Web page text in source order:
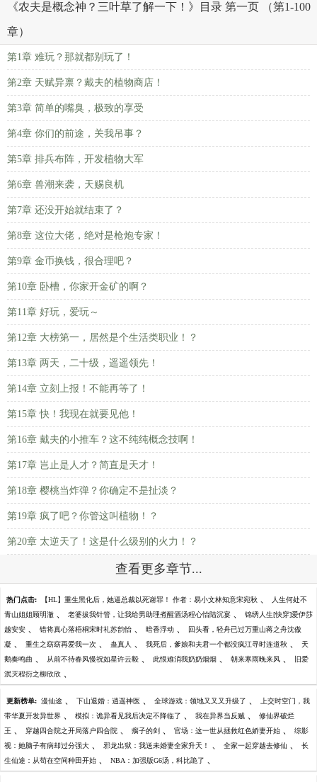
《农夫是概念神？三叶草了解一下！》目录 第一页 （第1-100
章）
第1章 难玩？那就都别玩了！
第2章 天赋异禀？戴夫的植物商店！
第3章 简单的嘴臭，极致的享受
第4章 你们的前途，关我吊事？
第5章 排兵布阵，开发植物大军
第6章 兽潮来袭，天赐良机
第7章 还没开始就结束了？
第8章 这位大佬，绝对是枪炮专家！
第9章 金币换钱，很合理吧？
第10章 卧槽，你家开金矿的啊？
第11章 好玩，爱玩～
第12章 大榜第一，居然是个生活类职业！？
第13章 两天，二十级，遥遥领先！
第14章 立刻上报！不能再等了！
第15章 快！我现在就要见他！
第16章 戴夫的小推车？这不纯纯概念技啊！
第17章 岂止是人才？简直是天才！
第18章 樱桃当炸弹？你确定不是扯淡？
第19章 疯了吧？你管这叫植物！？
第20章 太逆天了！这是什么级别的火力！？
查看更多章节...
热门点击: 【HL】重生黑化后，她逼总裁以死谢罪！ 作者：易小文林知意宋宛秋 、 人生何处不
青山姐姐顾明澈 、 老婆拔我针管，让我给男助理煮醒酒汤程心怡陆沉宴 、 锦绣人生[快穿]爱伊莎
越安安 、 错将真心落梧桐宋时礼苏韵怡 、 暗香浮动 、 回头看，轻舟已过万重山蒋之舟沈傲
凝 、 重生之窈窈再爱我一次 、 蛊真人 、 我死后，爹娘和夫君一个都没疯江寻时连道秋 、 天
鹅奏鸣曲 、 从前不待春风慢祝如星许云毅 、 此恨难消我奶奶烟烟 、 朝来寒雨晚来风 、 旧爱
泯灭程衍之柳欣欣 、
更新榜单: 漫仙途 、 下山退婚：逍遥神医 、 全球游戏：领地又又又升级了 、 上交时空门，我
带华夏开发异世界 、 模拟：诡异看见我后决定不降临了 、 我在异界当反贼 、 修仙界破烂
王 、 穿越四合院之开局落户四合院 、 瘸子的剑 、 官场：这一世从拯救红色娇妻开始 、 综影
视：她脑子有病却过分强大 、 邪龙出狱：我送未婚妻全家升天！ 、 全家一起穿越去修仙 、 长
生仙途：从苟在空间种田开始 、 NBA：加强版G6汤，科比跪了 、